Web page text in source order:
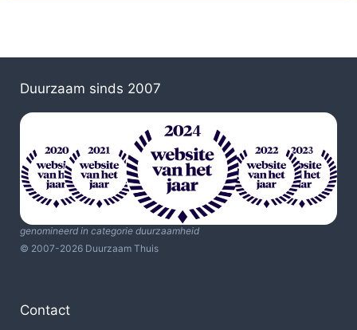
Duurzaam sinds 2007
genomineerd in categorie duurzaamheid
© 2007-2026 Duurzaam Thuis
Contact